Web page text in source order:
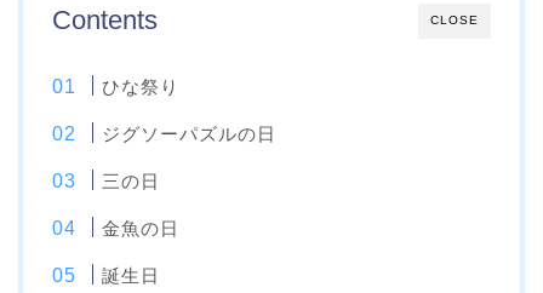
CLOSE
Contents
ひな祭り
ジグソーパズルの日
三の日
金魚の日
誕生日